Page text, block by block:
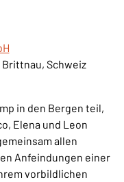
Schweiz
in den Bergen teil,
Elena und Leon
allen
Anfeindungen einer
vorbildlichen